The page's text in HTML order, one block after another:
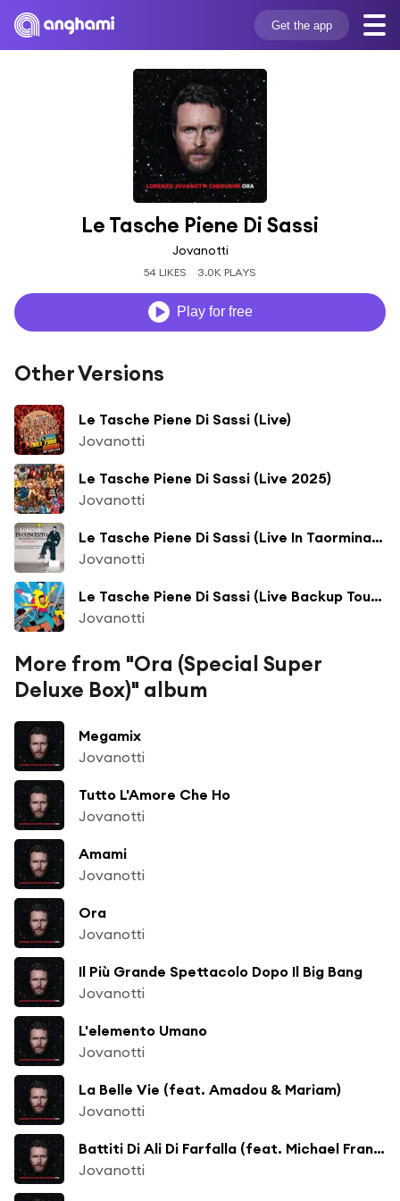
Get the app
Le Tasche Piene Di Sassi
Jovanotti
54 LIKES 3.0K PLAYS
Play for free
Other Versions
Le Tasche Piene Di Sassi (Live)
Jovanotti
Le Tasche Piene Di Sassi (Live 2025)
Jovanotti
Le Tasche Piene Di Sassi (Live In Taormina/2011)
Jovanotti
Le Tasche Piene Di Sassi (Live Backup Tour 2013)
Jovanotti
More from "Ora (Special Super
Deluxe Box)" album
Megamix
Jovanotti
Tutto L'Amore Che Ho
Jovanotti
Amami
Jovanotti
Ora
Jovanotti
Il Più Grande Spettacolo Dopo Il Big Bang
Jovanotti
L'elemento Umano
Jovanotti
La Belle Vie (feat. Amadou & Mariam)
Jovanotti
Battiti Di Ali Di Farfalla (feat. Michael Franti)
Jovanotti